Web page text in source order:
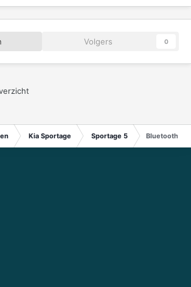
Volgers 0
Kia Sportage Sportage 5 Bluetooth en